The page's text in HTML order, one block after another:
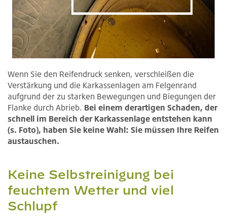
Wenn Sie den Reifendruck senken, verschleißen die
Verstärkung und die Karkassenlagen am Felgenrand
aufgrund der zu starken Bewegungen und Biegungen der
Flanke durch Abrieb. Bei einem derartigen Schaden, der
schnell im Bereich der Karkassenlage entstehen kann
(s. Foto), haben Sie keine Wahl: Sie müssen Ihre Reifen
austauschen.
Keine Selbstreinigung bei
feuchtem Wetter und viel
Schlupf